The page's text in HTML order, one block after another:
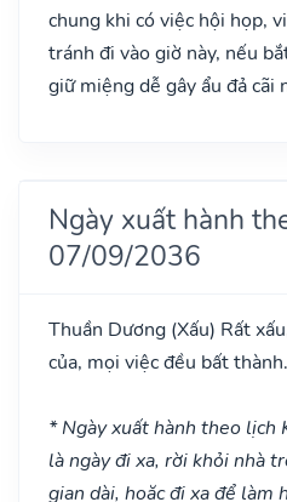
chung khi có việc hội họp,
tránh đi vào giờ này, nếu
giữ miệng dễ gây ẩu đả cãi
Ngày xuất hành
07/09/2036
Thuần Dương (Xấu) Rất
của, mọi việc đều bất thành.
* Ngày xuất hành theo lịch
là ngày đi xa, rời khỏi nhà
gian dài, hoặc đi xa để làm